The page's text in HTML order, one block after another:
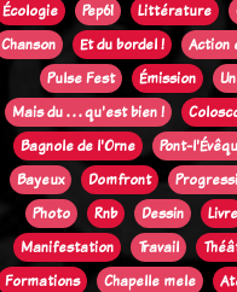
Écologie
Pep61 Littérature
Chanson
Et du bordel ! Action
Pulse Fest
Émission
Mais du . . . qu'est bien !
Bagnole de l'Orne
Pont-
Bayeux
Domfront
Photo
Rnb Dessin Livre
Manifestation
Travail
Formations
Chapelle mele